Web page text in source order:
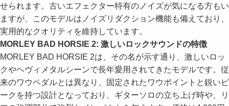
せられます。古いエフェクター特有のノイズが気になる方もい
ますが、このモデルはノイズリダクション機能も備えており、
実用的なクオリティを維持しています。
MORLEY BAD HORSIE 2: 激しいロックサウンドの特徴
MORLEY BAD HORSIE 2は、その名が示す通り、激しいロッ
クやヘヴィメタルシーンで長年愛用されてきたモデルです。従
来のワウペダルとは異なり、固定されたワウポイントと鋭いピ
ークを持つ設計となっており、ギターソロの立ち上げ時や、リ